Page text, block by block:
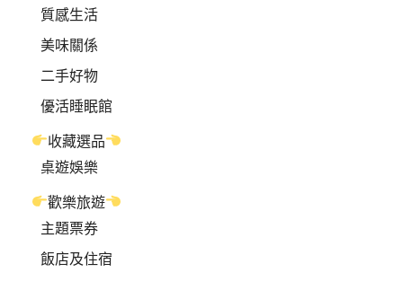
質感生活
美味關係
二手好物
優活睡眠館
收藏選品
桌遊娛樂
歡樂旅遊
主題票券
飯店及住宿